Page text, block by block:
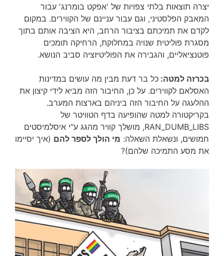
יצרה תוצאות בלתי צפויות של 'אפקט בומרנג' עבור
המאבק הפלסטיני, וגם עבור עניינם של הקווירים. במקום
לקדם את תמיכתם בציבור הרחב, היא הציבה אותם בתוך
מסגרת פוליטית שנויה במחלוקת, הרחיקה תומכים
פוטנציאליים, והגבירה את הפוליטיזציה סביב הנושא.
בכרזה למטה: כל בר דעת מבין מה עושים במדינות
האסלאם לקווירים. על כן, החיבור הזה מביא לידי קיצון את
ההלעגה על החיבור הזה ביניהם בארצות המערב.
בקריקטורה למטה שהופיעה בדף הטוויטר של
RAN_DUMB_LIBS, מושלך קוויר מהגג ע"י איסלמיסטים
חמושים, ונשאלת השאלה: מי הולך לספר להם (איך יסיימו
את מסע התמיכה שלהם)?